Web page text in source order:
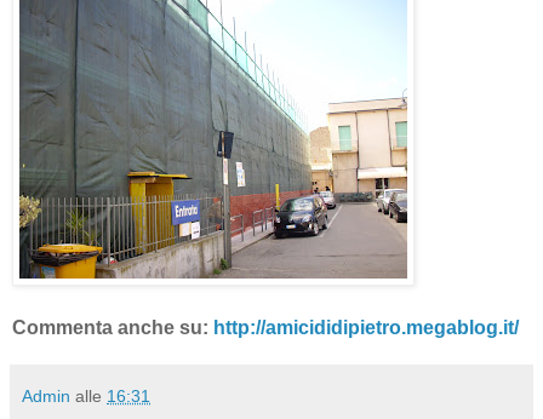
Commenta anche su: http://amicididipietro.megablog.it/
Admin alle 16:31